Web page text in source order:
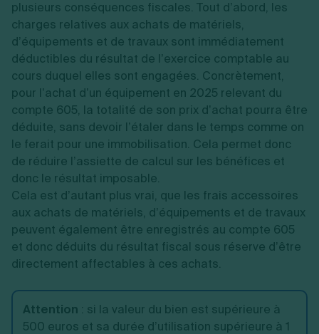
plusieurs conséquences fiscales. Tout d’abord, les
charges relatives aux achats de matériels,
d’équipements et de travaux sont immédiatement
déductibles du résultat de l’exercice comptable au
cours duquel elles sont engagées. Concrètement,
pour l’achat d’un équipement en 2025 relevant du
compte 605, la totalité de son prix d’achat pourra être
déduite, sans devoir l’étaler dans le temps comme on
le ferait pour une immobilisation. Cela permet donc
de réduire l’assiette de calcul sur les bénéfices et
donc le résultat imposable.
Cela est d’autant plus vrai, que les frais accessoires
aux achats de matériels, d’équipements et de travaux
peuvent également être enregistrés au compte 605
et donc déduits du résultat fiscal sous réserve d’être
directement affectables à ces achats.
Attention : si la valeur du bien est supérieure à
500 euros et sa durée d’utilisation supérieure à 1